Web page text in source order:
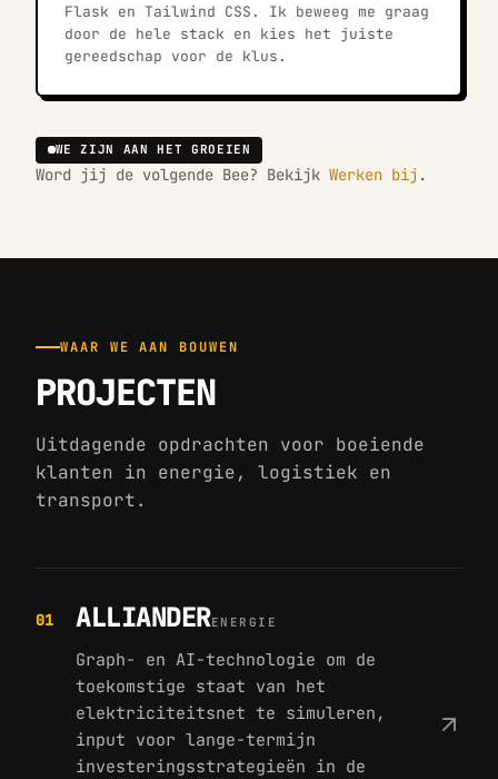
Flask en Tailwind CSS. Ik beweeg me graag
door de hele stack en kies het juiste
gereedschap voor de klus.
WE ZIJN AAN HET GROEIEN
Word jij de volgende Bee? Bekijk Werken bij .
WAAR WE AAN BOUWEN
PROJECTEN
Uitdagende opdrachten voor boeiende
klanten in energie, logistiek en
transport.
01 ALLIANDERENERGIE
Graph- en AI-technologie om de
toekomstige staat van het
elektriciteitsnet te simuleren,
input voor lange-termijn
investeringsstrategieën in de